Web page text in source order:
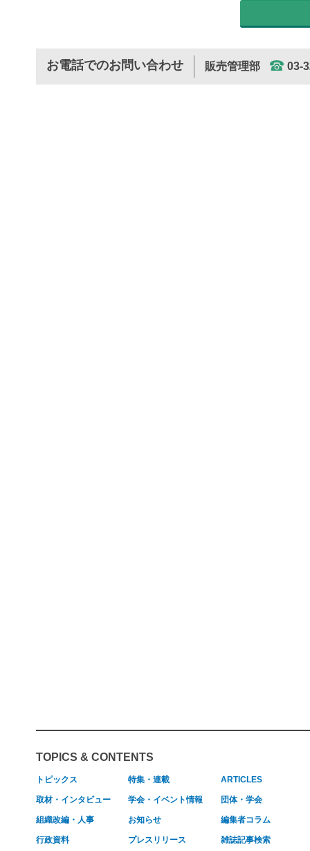
お電話でのお問い合わせ 販売管理部 03-
TOPICS & CONTENTS
トピックス 特集・連載 ARTICLES
取材・インタビュー 学会・イベント情報 団体・学会
組織改編・人事 お知らせ 編集者コラム
行政資料 プレスリリース 雑誌記事検索